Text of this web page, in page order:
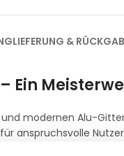
LIEFERUNG &
Ein
modernen Alu-
anspruchsvolle